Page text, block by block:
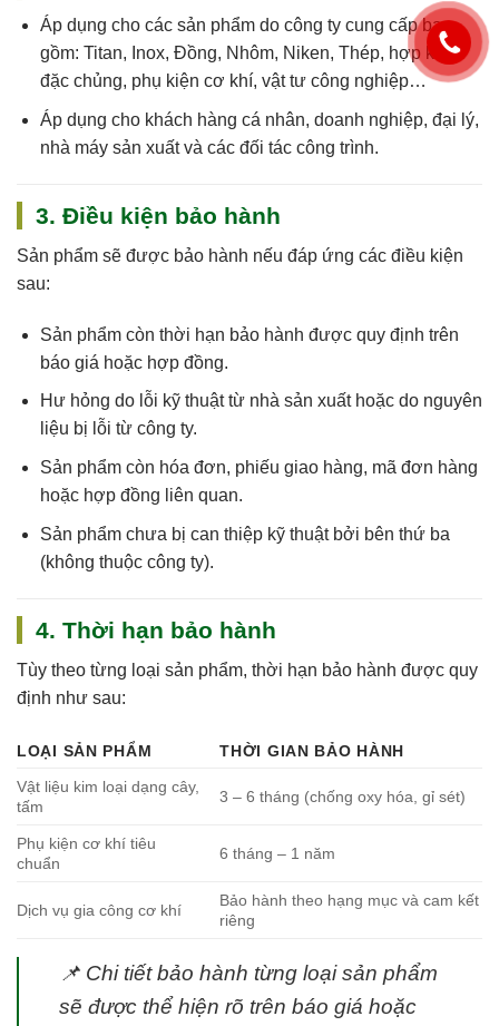
Áp dụng cho các sản phẩm do công ty cung cấpbao
gồm: Titan, Inox, Đồng, Nhôm, Niken, Thép, hợp kim
đặc chủng, phụ kiện cơ khí, vật tư công nghiệp…
Áp dụng cho khách hàng cá nhân, doanh nghiệp, đại lý,
nhà máy sản xuất và các đối tác công trình.
3. Điều kiện bảo hành
Sản phẩm sẽ được bảo hành nếu đáp ứng các điều kiện
sau:
Sản phẩm còn thời hạn bảo hành được quy định trên
báo giá hoặc hợp đồng.
Hư hỏng do lỗi kỹ thuậttừ nhà sản xuất hoặc do nguyên
liệu bị lỗi từ công ty.
Sản phẩm còn hóa đơn, phiếu giao hàng, mã đơn hàng
hoặc hợp đồng liên quan.
Sản phẩm chưa bị can thiệp kỹ thuật bởi bên thứ ba
(không thuộc công ty).
4. Thời hạn bảo hành
Tùy theo từng loại sản phẩm, thời hạn bảo hành được quy
định như sau:
LOẠI SẢN PHẨM
THỜI GIAN BẢO HÀNH
Vật liệu kim loại dạng cây,
tấm
3 – 6 tháng (chống oxy hóa, gỉ sét)
Phụ kiện cơ khí tiêu
chuẩn
6 tháng – 1 năm
Dịch vụ gia công cơ khí
Bảo hành theo hạng mục và cam kết
riêng
📌 Chi tiết bảo hành từng loại sản phẩm
sẽ được thể hiện rõ trên báo giá hoặc